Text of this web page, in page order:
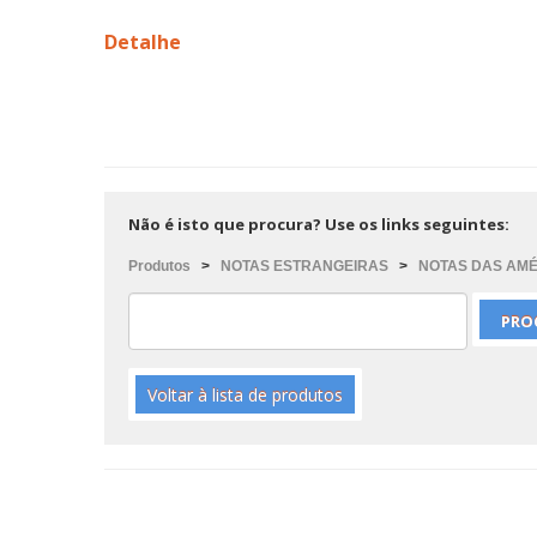
Detalhe
Não é isto que procura? Use os links seguintes:
Produtos > NOTAS ESTRANGEIRAS > NOTAS DAS
Voltar à lista de produtos